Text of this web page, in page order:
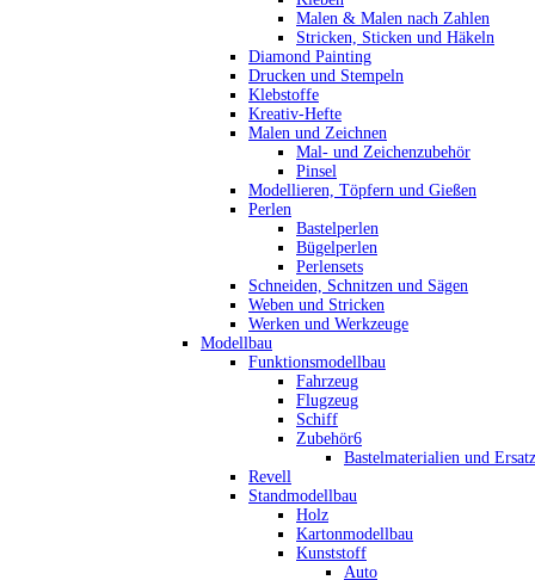
Malen & Malen nach Zahlen
Stricken, Sticken und Häkeln
Diamond Painting
Drucken und Stempeln
Klebstoffe
Kreativ-Hefte
Malen und Zeichnen
Mal- und Zeichenzubehör
Pinsel
Modellieren, Töpfern und Gießen
Perlen
Bastelperlen
Bügelperlen
Perlensets
Schneiden, Schnitzen und Sägen
Weben und Stricken
Werken und Werkzeuge
Modellbau
Funktionsmodellbau
Fahrzeug
Flugzeug
Schiff
Zubehör6
Bastelmaterialien und
Revell
Standmodellbau
Holz
Kartonmodellbau
Kunststoff
Auto